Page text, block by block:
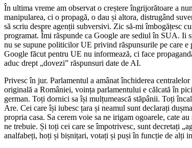
În ultima vreme am observat o creștere îngrijorătoare a
manipularea, ci o propagă, o dau și altora, distrugând
să scriu despre agenții subversivi. Zic să-mi îmbogățesc
programat. Îmi răspunde ca Google are sediul în SUA. Ii
nu se supune politicilor UE privind răspunsurile pe care
Google făcut pentru UE nu informează, ci face
aduc drept „dovezi” răspunsuri date de AI.
Privesc în jur. Parlamentul a amânat închiderea
originală a României, voința parlamentului e călcată în
german. Toți dornici sa își mulțumească stăpânii. Toți
Are. Cei care își iubesc țara și neamul sunt declarați
propria casa. Sa cerem voie sa ne irigam ogoarele, cate
ne trebuie. Și toți cei care se împotrivesc, sunt decretați
analfabeți, hoți și bișnițari, votați și puși în funcție de alți